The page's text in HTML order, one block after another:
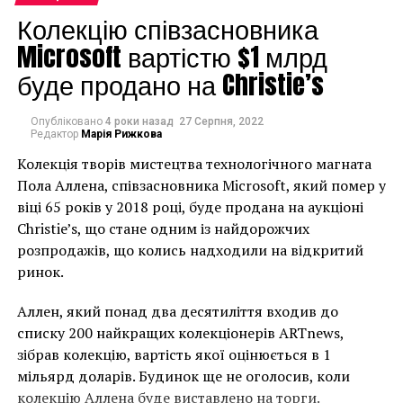
«Мы с нетерпением
ждем сильной второй
половины 2017 года и
готовимся к продаже
коллекции
Рокфеллера весной
2018 года», –
прокомментировал
директор Кристис
Гийом Черутти.
Колекцію співзасновника
Microsoft вартістю $1 млрд
буде продано на Christie’s
Опубліковано 4 роки назад 27 Серпня, 2022
Редактор Марія Рижкова
Колекція творів мистецтва технологічного магната
Пола Аллена, співзасновника Microsoft, який помер у
віці 65 років у 2018 році, буде продана на аукціоні
Christie’s, що стане одним із найдорожчих
розпродажів, що колись надходили на відкритий
ринок.
Аллен, який понад два десятиліття входив до
списку 200 найкращих колекціонерів ARTnews,
зібрав колекцію, вартість якої оцінюється в 1
мільярд доларів. Будинок ще не оголосив, коли
колекцію Аллена буде виставлено на торги.